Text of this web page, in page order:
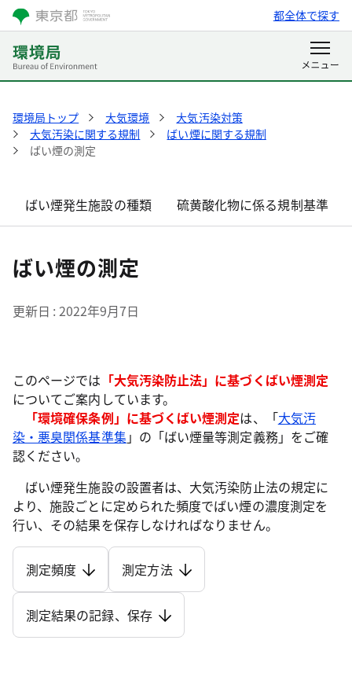
都全体で探す
環境局トップ 大気環境
大気汚染対策
大気汚染に関する規制
ばい煙に関する規制
ばい煙の測定
ばい煙発生施設の種類 硫黄酸化物に係る規制基準
ばい煙の測定
更新日 2022年9月7日
このページでは 「大気汚染防止法」に基づくばい煙測定
についてご案内しています。
「環境確保条例」に基づくばい煙測定は、「大気汚
染・悪臭関係基準集」の「ばい煙量等測定義務」をご確
認ください。
ばい煙発生施設の設置者は、大気汚染防止法の規定に
より、施設ごとに定められた頻度でばい煙の濃度測定を
行い、その結果を保存しなければなりません。
測定頻度 測定方法
測定結果の記録、保存